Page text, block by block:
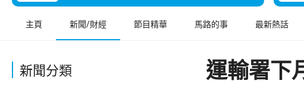
主頁 新聞/財經 節目精華 馬路的事 最新熱話
新聞分類 運輸署下